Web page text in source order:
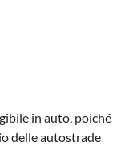
in auto, poiché
delle autostrade